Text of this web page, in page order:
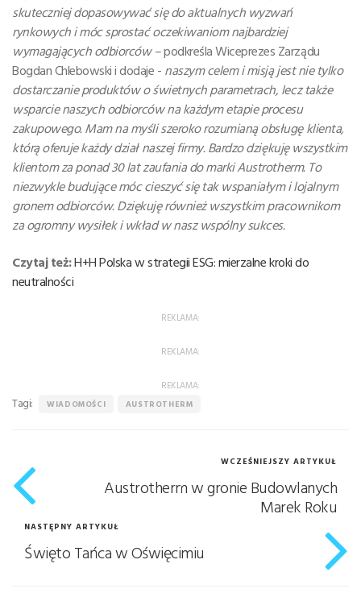
skuteczniej dopasowywać się do aktualnych wyzwań
rynkowych i móc sprostać oczekiwaniom najbardziej
wymagających odbiorców –podkreśla Wiceprezes Zarządu
Bogdan Chlebowski i dodaje - naszym celem i misją jest nie tylko
dostarczanie produktów o świetnych parametrach, lecz także
wsparcie naszych odbiorców na każdym etapie procesu
zakupowego. Mam na myśli szeroko rozumianą obsługę klienta,
którą oferuje każdy dział naszej firmy. Bardzo dziękuję wszystkim
klientom za ponad 30 lat zaufania do marki Austrotherm. To
niezwykle budujące móc cieszyć się tak wspaniałym i lojalnym
gronem odbiorców. Dziękuję również wszystkim pracownikom
za ogromny wysiłek i wkład w nasz wspólny sukces.
Czytaj też:H+H Polska w strategii ESG: mierzalne kroki do
neutralności
REKLAMA:
REKLAMA:
REKLAMA:
Tagi: WIADOMOŚCI AUSTROTHERM
WCZEŚNIEJSZY ARTYKUŁ
Austrotherm w gronie Budowlanych
Marek Roku
NASTĘPNY ARTYKUŁ
Święto Tańca w Oświęcimiu